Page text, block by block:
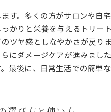
す。多くの方がサロンや自
かりと栄養を与えるトリ
ツヤ感としなやかさが戻り
にダメージケアが進みま
最後に、日常生活での簡単